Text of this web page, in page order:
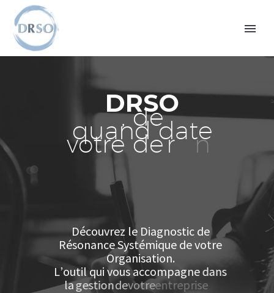
Découvrez le Diagnostic de
RésonanceSystémique devotre
Organisation.
L’outil qui vousaccompagnedans
lagestion devotreentrepris
DRSO
, de
quand date
votre dernie
c